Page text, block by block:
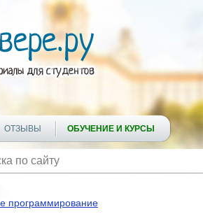
ОТЗЫВЫ ОБУЧЕНИЕ И КУРСЫ
программирование